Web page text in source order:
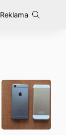
Reklama